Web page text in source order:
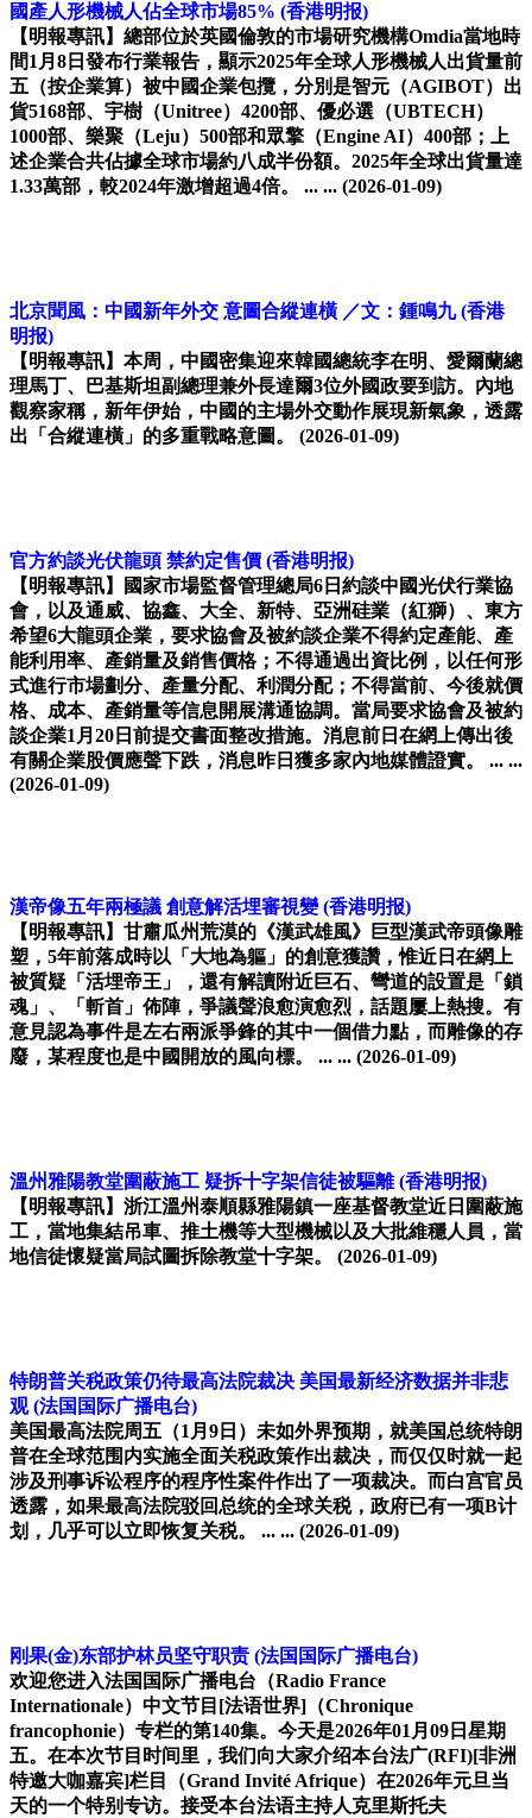
國產人形機械人佔全球市場85% (香港明报)
【明報專訊】總部位於英國倫敦的市場研究機構Omdia當地時
間1月8日發布行業報告，顯示2025年全球人形機械人出貨量前
五（按企業算）被中國企業包攬，分別是智元（AGIBOT）出
貨5168部、宇樹（Unitree）4200部、優必選（UBTECH）
1000部、樂聚（Leju）500部和眾擎（Engine AI）400部；上
述企業合共佔據全球市場約八成半份額。2025年全球出貨量達
1.33萬部，較2024年激增超過4倍。 ... ... (2026-01-09)
北京聞風：中國新年外交 意圖合縱連橫 ／文：鍾鳴九 (香港
明报)
【明報專訊】本周，中國密集迎來韓國總統李在明、愛爾蘭總
理馬丁、巴基斯坦副總理兼外長達爾3位外國政要到訪。內地
觀察家稱，新年伊始，中國的主場外交動作展現新氣象，透露
出「合縱連橫」的多重戰略意圖。
(2026-01-09)
官方約談光伏龍頭 禁約定售價 (香港明报)
【明報專訊】國家市場監督管理總局6日約談中國光伏行業協
會，以及通威、協鑫、大全、新特、亞洲硅業（紅獅）、東方
希望6大龍頭企業，要求協會及被約談企業不得約定產能、產
能利用率、產銷量及銷售價格；不得通過出資比例，以任何形
式進行市場劃分、產量分配、利潤分配；不得當前、今後就價
格、成本、產銷量等信息開展溝通協調。當局要求協會及被約
談企業1月20日前提交書面整改措施。消息前日在網上傳出後
有關企業股價應聲下跌，消息昨日獲多家內地媒體證實。 ... ...
(2026-01-09)
漢帝像五年兩極議 創意解活埋審視變 (香港明报)
【明報專訊】甘肅瓜州荒漠的《漢武雄風》巨型漢武帝頭像雕
塑，5年前落成時以「大地為軀」的創意獲讚，惟近日在網上
被質疑「活埋帝王」，還有解讀附近巨石、彎道的設置是「鎖
魂」、「斬首」佈陣，爭議聲浪愈演愈烈，話題屢上熱搜。有
意見認為事件是左右兩派爭鋒的其中一個借力點，而雕像的存
廢，某程度也是中國開放的風向標。 ... ... (2026-01-09)
溫州雅陽教堂圍蔽施工 疑拆十字架信徒被驅離 (香港明报)
【明報專訊】浙江溫州泰順縣雅陽鎮一座基督教堂近日圍蔽施
工，當地集結吊車、推土機等大型機械以及大批維穩人員，當
地信徒懷疑當局試圖拆除教堂十字架。
(2026-01-09)
特朗普关税政策仍待最高法院裁决 美国最新经济数据并非悲
观 (法国国际广播电台)
美国最高法院周五（1月9日）未如外界预期，就美国总统特朗
普在全球范围内实施全面关税政策作出裁决，而仅仅时就一起
涉及刑事诉讼程序的程序性案件作出了一项裁决。而白宫官员
透露，如果最高法院驳回总统的全球关税，政府已有一项B计
划，几乎可以立即恢复关税。 ... ... (2026-01-09)
刚果(金)东部护林员坚守职责 (法国国际广播电台)
欢迎您进入法国国际广播电台（Radio France
Internationale）中文节目[法语世界]（Chronique
francophonie）专栏的第140集。今天是2026年01月09日星期
五。在本次节目时间里，我们向大家介绍本台法广(RFI)[非洲
特邀大咖嘉宾]栏目（Grand Invité Afrique）在2026年元旦当
天的一个特别专访。接受本台法语主持人克里斯托夫